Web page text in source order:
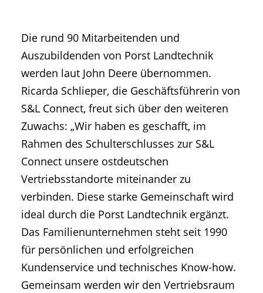
Die rund 90 Mitarbeitenden und
Auszubildenden von Porst Landtechnik
werden laut John Deere übernommen.
Ricarda Schlieper, die Geschäftsführerin von
S&L Connect, freut sich über den weiteren
Zuwachs: „Wir haben es geschafft, im
Rahmen des Schulterschlusses zur S&L
Connect unsere ostdeutschen
Vertriebsstandorte miteinander zu
verbinden. Diese starke Gemeinschaft wird
ideal durch die Porst Landtechnik ergänzt.
Das Familienunternehmen steht seit 1990
für persönlichen und erfolgreichen
Kundenservice und technisches Know-how.
Gemeinsam werden wir den Vertriebsraum